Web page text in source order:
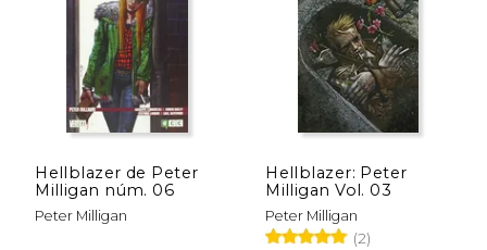
Rápido
Hellblazer de Peter
Milligan núm. 06
Peter Milligan
Hellblazer: Peter
Milligan Vol. 03
Peter Milligan
(2)